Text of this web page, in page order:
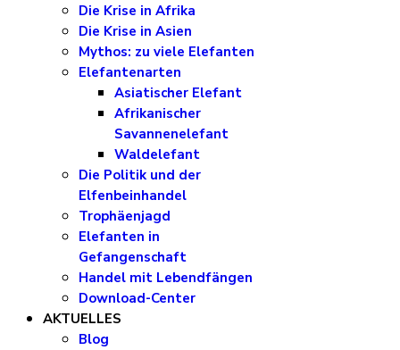
Die Krise in Afrika
Die Krise in Asien
Mythos: zu viele Elefanten
Elefantenarten
Asiatischer Elefant
Afrikanischer
Savannenelefant
Waldelefant
Die Politik und der
Elfenbeinhandel
Trophäenjagd
Elefanten in
Gefangenschaft
Handel mit Lebendfängen
Download-Center
AKTUELLES
Blog